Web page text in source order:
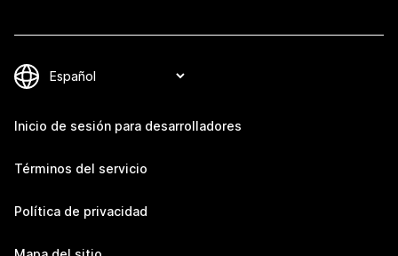
Inicio de sesión para desarrolladores
Términos del servicio
Política de privacidad